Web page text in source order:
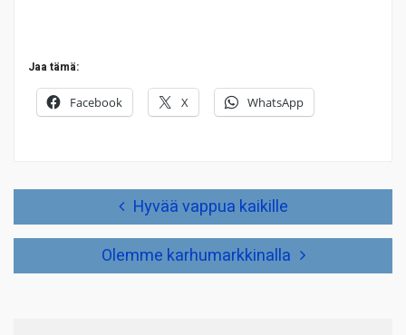
Jaa tämä:
Facebook X WhatsApp
Hyvää vappua kaikille
Olemme karhumarkkinalla